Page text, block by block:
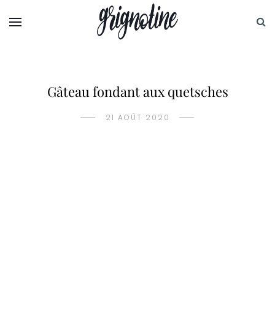
Gâteau fondant aux quetsches
21 AOÛT 2020